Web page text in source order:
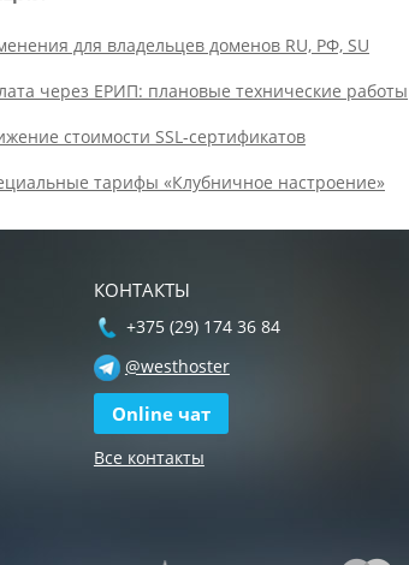
для владельцев доменов RU, РФ, SU
через ЕРИП: плановые технические работы
стоимости SSL-сертификатов
тарифы «Клубничное настроение»
КОНТАКТЫ
+375 (29) 174 36 84
@westhoster
Online чат
Все контакты